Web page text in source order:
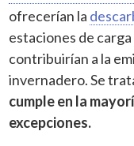
ofrecerían la
estaciones de
contribuirían a la
invernadero. Se
cumple en la
excepciones.